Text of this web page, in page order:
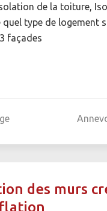
de la toiture,
quel type de logement
façades
des murs